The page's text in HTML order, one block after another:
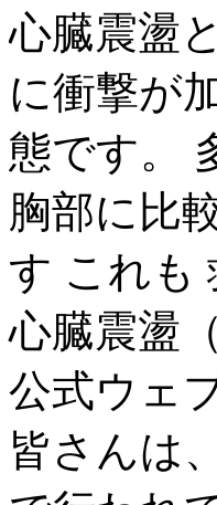
心臓震盪
に衝撃が
態です。
胸部に比
す これも
心臓震盪
公式ウェ
皆さんは